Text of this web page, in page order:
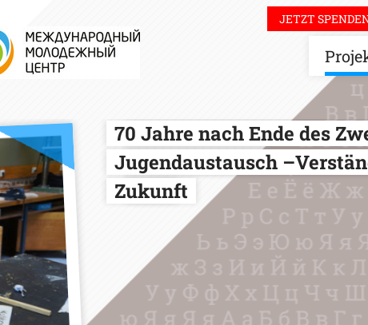
JETZT
70 Jahre nach Ende des
Jugendaustausch
Zukunft